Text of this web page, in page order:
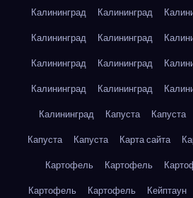
Калининград
Калининград
Калининград
Калининград
Калининград
Калининград
Калининград
Калининград
Калининград
Капуста Капуста
Капуста
Капуста Карта сайта
Картофель
Картофель
Картофель
Картофель Кейптаун